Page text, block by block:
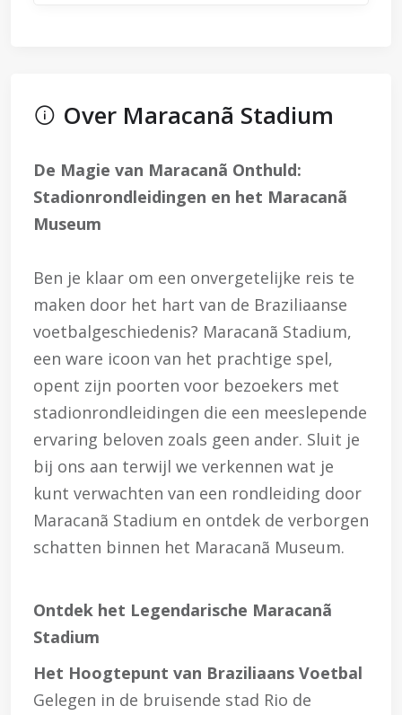
Over Maracanã Stadium
De Magie van Maracanã Onthuld:
Stadionrondleidingen en het Maracanã
Museum
Ben je klaar om een onvergetelijke reis te
maken door het hart van de Braziliaanse
voetbalgeschiedenis? Maracanã Stadium,
een ware icoon van het prachtige spel,
opent zijn poorten voor bezoekers met
stadionrondleidingen die een meeslepende
ervaring beloven zoals geen ander. Sluit je
bij ons aan terwijl we verkennen wat je
kunt verwachten van een rondleiding door
Maracanã Stadium en ontdek de verborgen
schatten binnen het Maracanã Museum.
Ontdek het Legendarische Maracanã
Stadium
Het Hoogtepunt van Braziliaans Voetbal
Gelegen in de bruisende stad Rio de